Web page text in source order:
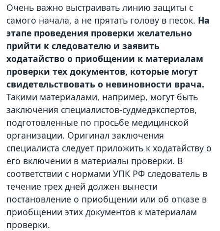
Очень важно выстраивать линию защиты с
самого начала, а не прятать голову в песок. На
этапе проведения проверки желательно
прийти к следователю и заявить
ходатайство о приобщении к материалам
проверки тех документов, которые могут
свидетельствовать о невиновности врача.
Такими материалами, например, могут быть
заключения специалистов-судмедэкспертов,
подготовленные по просьбе медицинской
организации. Оригинал заключения
специалиста следует приложить к ходатайству о
его включении в материалы проверки. В
соответствии с нормами УПК РФ следователь в
течение трех дней должен вынести
постановление о приобщении или об отказе в
приобщении этих документов к материалам
проверки.